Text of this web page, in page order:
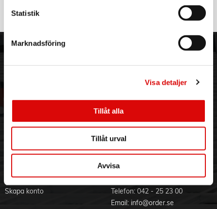
Statistik
Marknadsföring
Visa detaljer
Tillåt alla
Tillåt urval
Avvisa
Effekt: 1,4 kW
Jobba hos oss
Varumärken
Vanliga frågor
Godsefterlysning & Felleverans
Integritetspolicy
Om cookies
BLI KUND
Skapa konto
KONTAKTA OSS
Telefon: 042 - 25 23 00
Email: info@order.se